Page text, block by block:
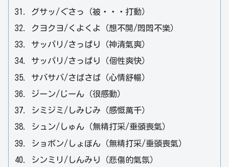
グサッ/ぐさっ（被・・・打動）
クヨクヨ/くよくよ（想不開/悶悶不樂）
サッパリ/さっぱり（神清氣爽）
サッパリ/さっぱり（個性爽快）
サバサバ/さばさば（心情舒暢）
ジーン/じーん（很感動）
シミジミ/しみじみ（感慨萬千）
シュン/しゅん（無精打采/垂頭喪氣）
ショボン/しょぼん（無精打采/垂頭喪氣）
シンミリ/しんみり（悲傷的氣氛）